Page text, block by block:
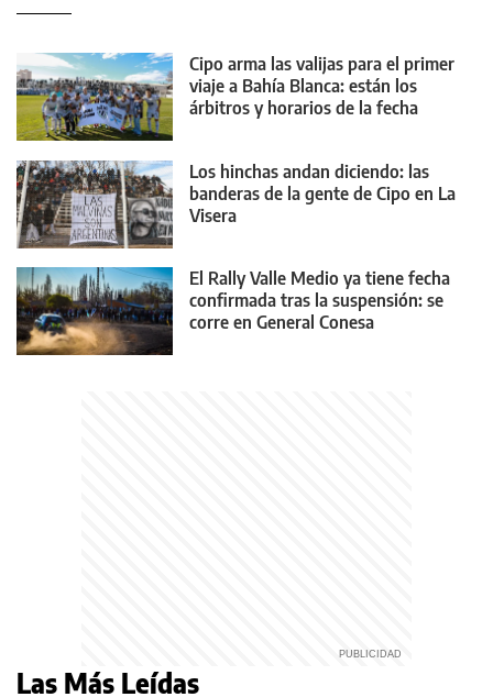
Cipo arma las valijas para el primer
viaje a Bahía Blanca: están los
árbitros y horarios de la fecha
Los hinchas andan diciendo: las
banderas de la gente de Cipo en La
Visera
El Rally Valle Medio ya tiene fecha
confirmada tras la suspensión: se
corre en General Conesa
Las Más Leídas